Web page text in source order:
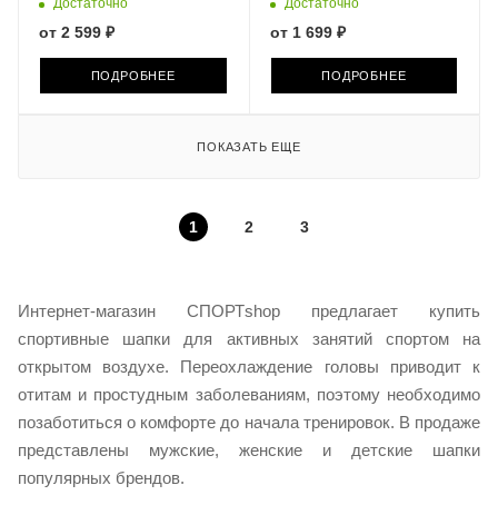
от 2 599 ₽
ПОДРОБНЕЕ
от 1 699 ₽
ПОДРОБНЕЕ
ПОКАЗАТЬ ЕЩЕ
1 2 3
Интернет-магазин СПОРТshop предлагает купить
спортивные шапки для активных занятий спортом на
открытом воздухе. Переохлаждение головы приводит к
отитам и простудным заболеваниям, поэтому необходимо
позаботиться о комфорте до начала тренировок. В продаже
представлены мужские, женские и детские шапки
популярных брендов.